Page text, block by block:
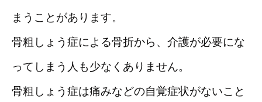
まうことがあります。
骨粗しょう症による骨折から、介護が必要にな
ってしまう人も少なくありません。
骨粗しょう症は痛みなどの自覚症状がないこと